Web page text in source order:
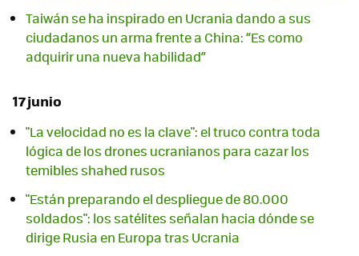
Taiwán se ha inspirado en Ucrania dando a sus
ciudadanos un arma frente a China: “Es como
adquirir una nueva habilidad”
17 junio
"La velocidad no es la clave": el truco contra toda
lógica de los drones ucranianos para cazar los
temibles shahed rusos
"Están preparando el despliegue de 80.000
soldados": los satélites señalan hacia dónde se
dirige Rusia en Europa tras Ucrania